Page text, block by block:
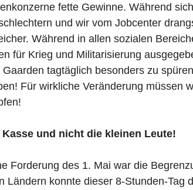
fette Gewinne. Während
und wir vom Jobcenter
Während in allen sozialen
für Krieg und Militarisierung
tagtäglich besonders zu
Für wirkliche Veränderung müssen
Kasse und nicht die kleinen Leute!
Forderung des 1. Mai war die
Ländern konnte dieser 8-Stunden-Tag